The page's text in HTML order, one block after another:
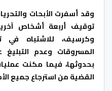
وقد أسفرت الأبحات
توقيف أربعة أشخاص
وكرسيف، للاشتباه
المسروقات وعدم
بحدوثها، فيما مكنت
القضية من استرجاع جميع